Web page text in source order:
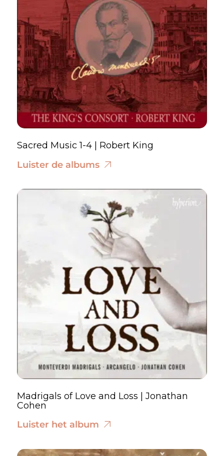
Sacred Music 1-4 | Robert King
Luister de albums
Madrigals of Love and Loss | Jonathan
Cohen
Luister het album